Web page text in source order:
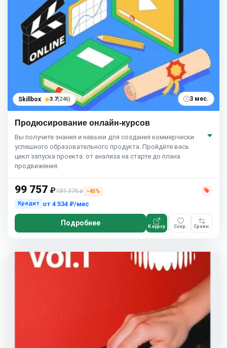
Skillbox 3.7(246) 3 мес.
Продюсирование онлайн-курсов
Вы получите знания и навыки для создания коммерчески
успешного образовательного продукта. Пройдёте весь
цикл запуска проекта: от анализа на старте до плана
продвижения.
99 757 ₽181 376₽
−45%
Кредит
от 4 534 ₽/мес
Подробнее К курсу Сохр. Сравн.